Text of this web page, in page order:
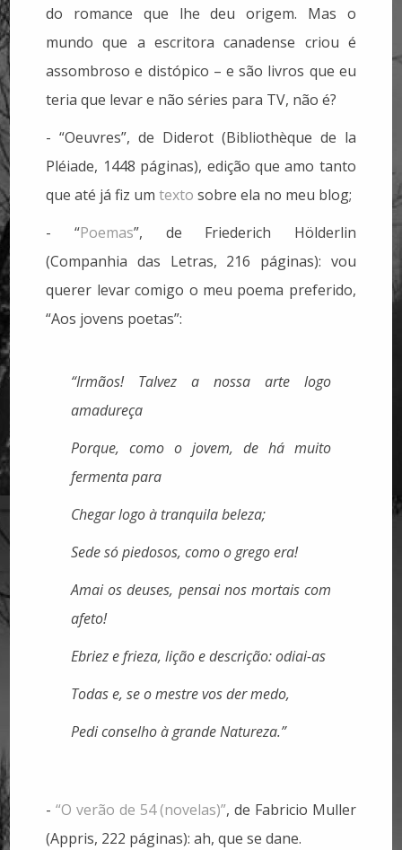
do romance que lhe deu origem. Mas o
mundo que a escritora canadense criou é
assombroso e distópico – e são livros que eu
teria que levar e não séries para TV, não é?
- “Oeuvres”, de Diderot (Bibliothèque de la
Pléiade, 1448 páginas), edição que amo tanto
que até já fiz umtexto sobre ela no meu blog;
- “Poemas”, de Friederich Hölderlin
(Companhia das Letras, 216 páginas): vou
querer levar comigo o meu poema preferido,
“Aos jovens poetas”:
“Irmãos! Talvez a nossa arte logo
amadureça
Porque, como o jovem, de há muito
fermenta para
Chegar logo à tranquila beleza;
Sede só piedosos, como o grego era!
Amai os deuses, pensai nos mortais com
afeto!
Ebriez e frieza, lição e descrição: odiai-as
Todas e, se o mestre vos der medo,
Pedi conselho à grande Natureza.”
-“O verão de 54 (novelas)”, de Fabricio Muller
(Appris, 222 páginas): ah, que se dane.